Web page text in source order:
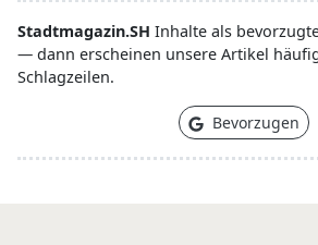
Stadtmagazin.SH Inhalte als
— dann erscheinen unsere Artikel
Schlagzeilen.
Bevorzugen